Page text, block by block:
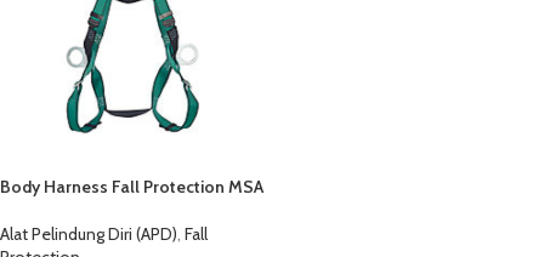
Body Harness Fall Protection MSA
Alat Pelindung Diri (APD), Fall